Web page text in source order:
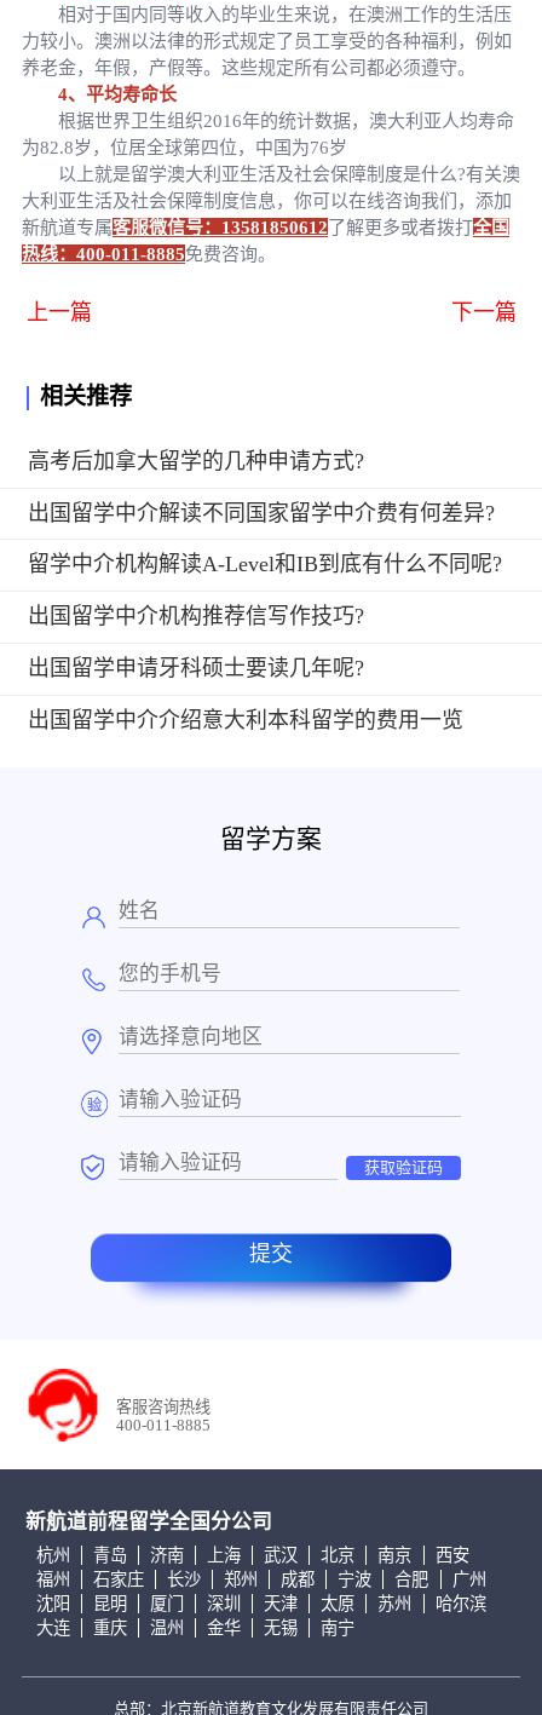
相对于国内同等收入的毕业生来说，在澳洲工作的生活压
力较小。澳洲以法律的形式规定了员工享受的各种福利，例如
养老金，年假，产假等。这些规定所有公司都必须遵守。
4、平均寿命长
根据世界卫生组织2016年的统计数据，澳大利亚人均寿命
为82.8岁，位居全球第四位，中国为76岁
以上就是留学澳大利亚生活及社会保障制度是什么?有关澳
大利亚生活及社会保障制度信息，你可以在线咨询我们，添加
新航道专属客服微信号：13581850612 了解更多或者拨打全国
热线：400-011-8885免费咨询。
上一篇 下一篇
相关推荐
高考后加拿大留学的几种申请方式?
出国留学中介解读不同国家留学中介费有何差异?
留学中介机构解读A-Level和IB到底有什么不同呢?
出国留学中介机构推荐信写作技巧?
出国留学申请牙科硕士要读几年呢?
出国留学中介介绍意大利本科留学的费用一览
留学方案
获取验证码
提交
客服咨询热线
400-011-8885
新航道前程留学全国分公司
杭州 青岛 济南 上海 武汉 北京 南京
西安
福州
石家庄 长沙 郑州 成都 宁波 合肥
广州
沈阳
昆明 厦门 深圳 天津 太原 苏州
哈尔滨
大连
重庆 温州 金华 无锡 南宁
总部：北京新航道教育文化发展有限责任公司